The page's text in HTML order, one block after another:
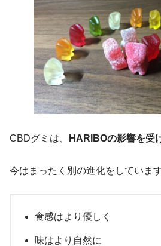
CBDグミは、 HARIBOの影響を受
今はまったく別の進化をしています
食感はより優しく
味はより自然に